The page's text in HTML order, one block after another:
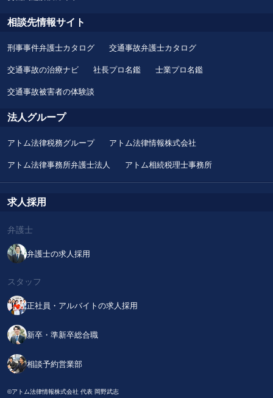
相談先情報サイト
刑事事件弁護士カタログ 交通事故弁護士カタログ
交通事故の治療ナビ 社長プロ名鑑 士業プロ名鑑
交通事故被害者の体験談
法人グループ
アトム法律税務グループ アトム法律情報株式会社
アトム法律事務所弁護士法人 アトム相続税理士事務所
求人採用
弁護士
弁護士の求人採用
スタッフ
正社員・アルバイトの求人採用
新卒・準新卒総合職
相談予約営業部
©アトム法律情報株式会社 代表 岡野武志